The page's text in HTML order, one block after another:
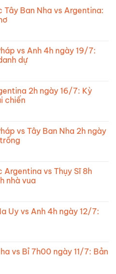
Tây Ban Nha vs Argentina:
vs Anh 4h ngày 19/7:
dự
2h ngày 16/7: Kỳ
chiến
vs Tây Ban Nha 2h ngày
Argentina vs Thụy Sĩ 8h
nhà vua
Uy vs Anh 4h ngày 12/7:
vs Bỉ 7h00 ngày 11/7: Bản